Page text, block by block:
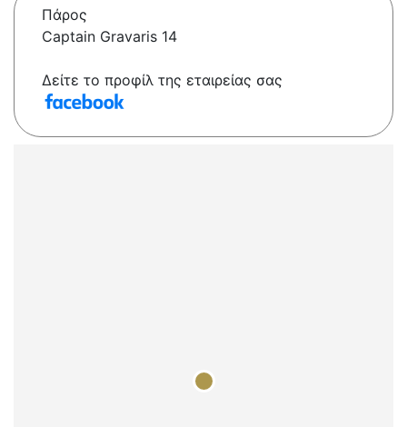
Πάρος
Captain Gravaris 14
Δείτε το προφίλ της εταιρείας σας